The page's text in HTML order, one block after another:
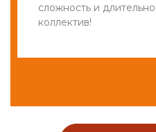
сложность и
коллектив!